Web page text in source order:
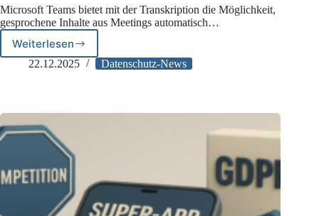
Microsoft Teams bietet mit der Transkription die Möglichkeit,
gesprochene Inhalte aus Meetings automatisch…
Weiterlesen
Die
datenschutzkonforme
in
Microsoft
Teams
22.12.2025 Datenschutz-News